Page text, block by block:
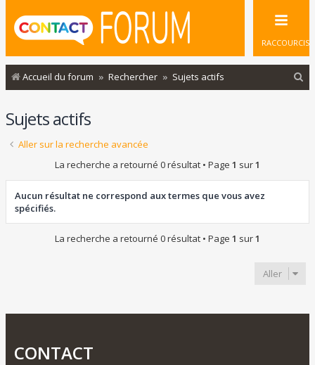
RACCOURCIS
Accueil du forum Rechercher Sujets actifs
Sujets actifs
Aller sur la recherche avancée
La recherche a retourné 0 résultat • Page 1 sur1
Aucun résultat ne correspond aux termes que vous avez
spécifiés.
La recherche a retourné 0 résultat • Page 1 sur1
Aller
CONTACT